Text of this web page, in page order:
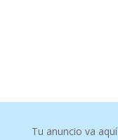
Tu anuncio va aquí